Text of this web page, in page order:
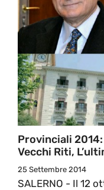
Provinciali
Vecchi Riti,
25 Settembre 2014
SALERNO - Il 12